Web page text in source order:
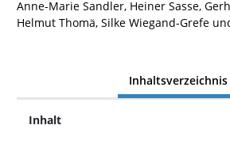
Anne-Marie Sandler, Heiner Sasse,
Helmut Thomä, Silke Wiegand-Grefe
Inhaltsverzeichnis
Inhalt